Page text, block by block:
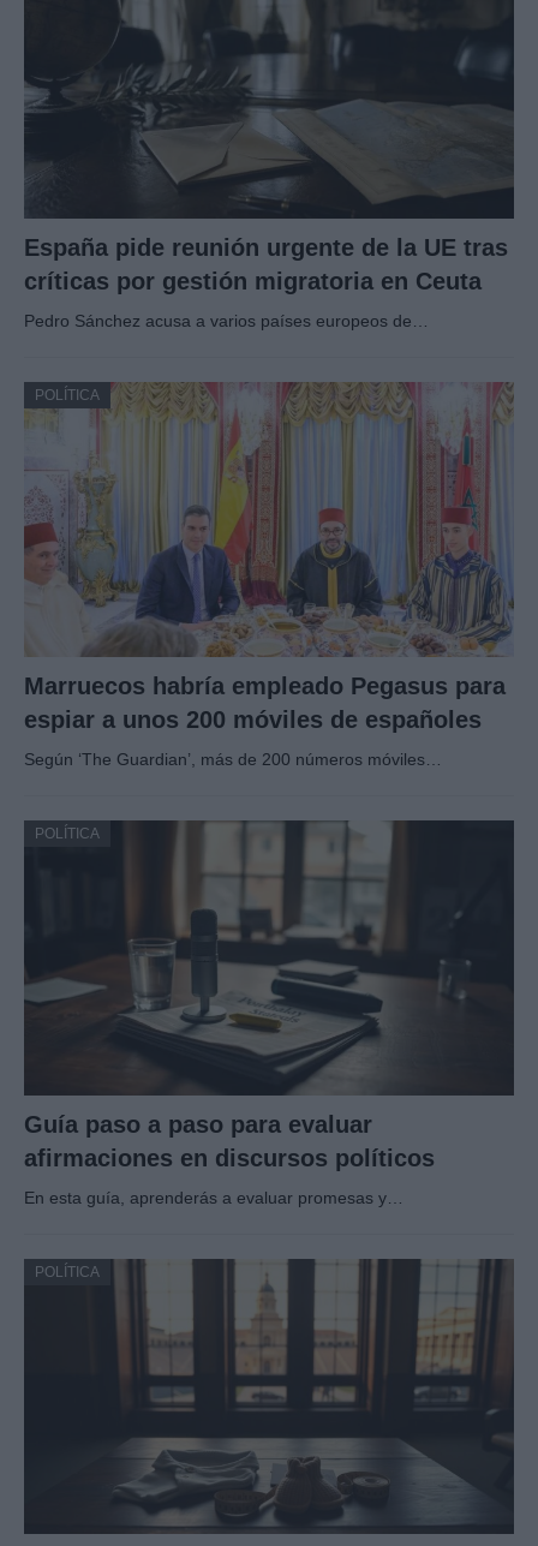
España pide reunión urgente de la UE tras
críticas por gestión migratoria en Ceuta
Pedro Sánchez acusa a varios países europeos de…
POLÍTICA
Marruecos habría empleado Pegasus para
espiar a unos 200 móviles de españoles
Según ‘The Guardian’, más de 200 números móviles…
POLÍTICA
Guía paso a paso para evaluar
afirmaciones en discursos políticos
En esta guía, aprenderás a evaluar promesas y…
POLÍTICA